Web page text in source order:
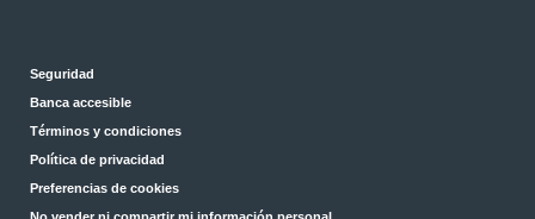
Seguridad
Banca accesible
Términos y condiciones
Política de privacidad
Preferencias de cookies